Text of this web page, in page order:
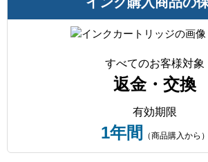
すべてのお客様対象
返金・交換
有効期限
1年間 （商品購入から）